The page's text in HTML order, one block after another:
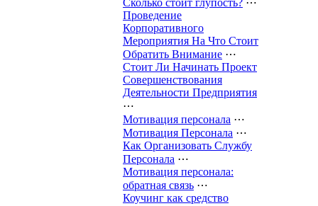
Проведение
Корпоративного
Мероприятия На Что Стоит
Обратить Внимание ⋯
Стоит Ли Начинать Проект
Совершенствования
Деятельности Предприятия
⋯
Мотивация персонала ⋯
Мотивация Персонала ⋯
Как Организовать Службу
Персонала ⋯
Мотивация персонала:
обратная связь ⋯
Коучинг как средство